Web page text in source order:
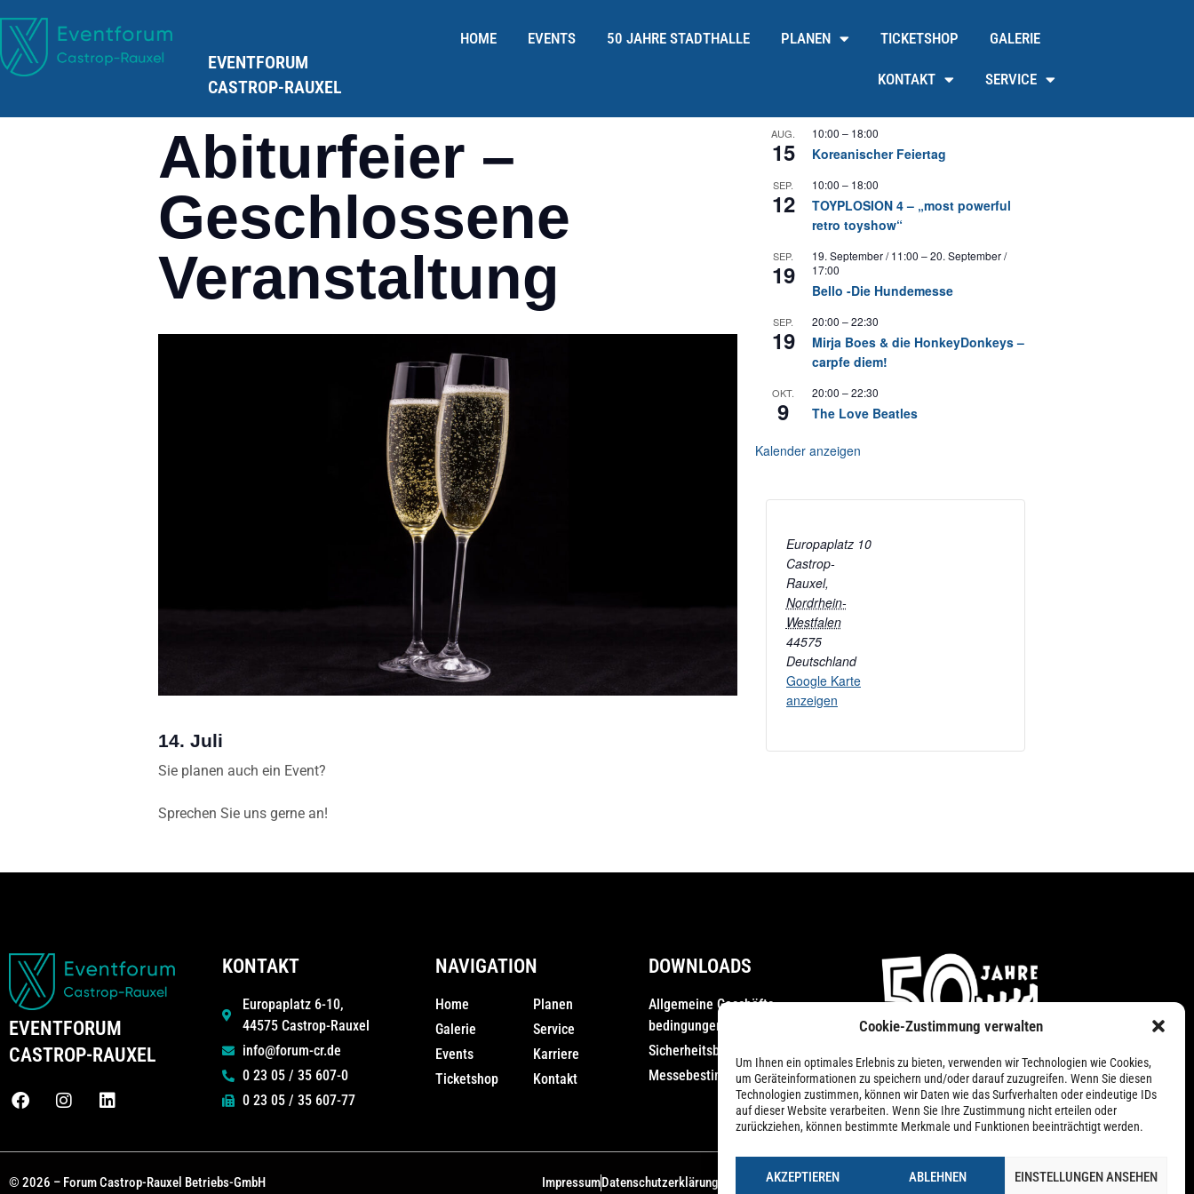
Cookie-Zustimmung verwalten
Um Ihnen ein optimales Erlebnis zu bieten, verwenden wir Technologien wie Cookies,
um Geräteinformationen zu speichern und/oder darauf zuzugreifen. Wenn Sie diesen
Technologien zustimmen, können wir Daten wie das Surfverhalten oder eindeutige IDs
auf dieser Website verarbeiten. Wenn Sie Ihre Zustimmung nicht erteilen oder
zurückziehen, können bestimmte Merkmale und Funktionen beeinträchtigt werden.
AKZEPTIEREN ABLEHNEN EINSTELLUNGEN ANSEHEN
EVENTFORUM
CASTROP-RAUXEL
HOME EVENTS 50 JAHRE STADTHALLE PLANEN TICKETSHOP GALERIE
KONTAKT SERVICE
Abiturfeier –
Geschlossene
Veranstaltung
14. Juli
Sie planen auch ein Event?
Sprechen Sie uns gerne an!
AUG.
15
10:00 – 18:00
Koreanischer Feiertag
SEP.
12
10:00 – 18:00
TOYPLOSION 4 – „most powerful
retro toyshow“
SEP.
19
19. September / 11:00 –20. September /
17:00
Bello -Die Hundemesse
SEP.
19
20:00 –22:30
Mirja Boes & die HonkeyDonkeys –
carpfe diem!
OKT.
9
20:00 –22:30
The Love Beatles
Kalender anzeigen
Europaplatz 10
Castrop-
Rauxel,
Nordrhein-
Westfalen
44575
Deutschland
Google Karte
anzeigen
EVENTFORUM
CASTROP-RAUXEL
KONTAKT
Europaplatz 6-10,
44575 Castrop-Rauxel
info@forum-cr.de
0 23 05 / 35 607-0
0 23 05 / 35 607-77
NAVIGATION
Home
Galerie
Events
Ticketshop
Planen
Service
Karriere
Kontakt
DOWNLOADS
Allgemeine Geschäfts­
bedingungen (AGB)
Sicherheitsbestimmungen
Messebestimmungen
© 2026 – Forum Castrop-Rauxel Betriebs-GmbH ImpressumDatenschutzerklärung Cookie-Richtlinie (EU)